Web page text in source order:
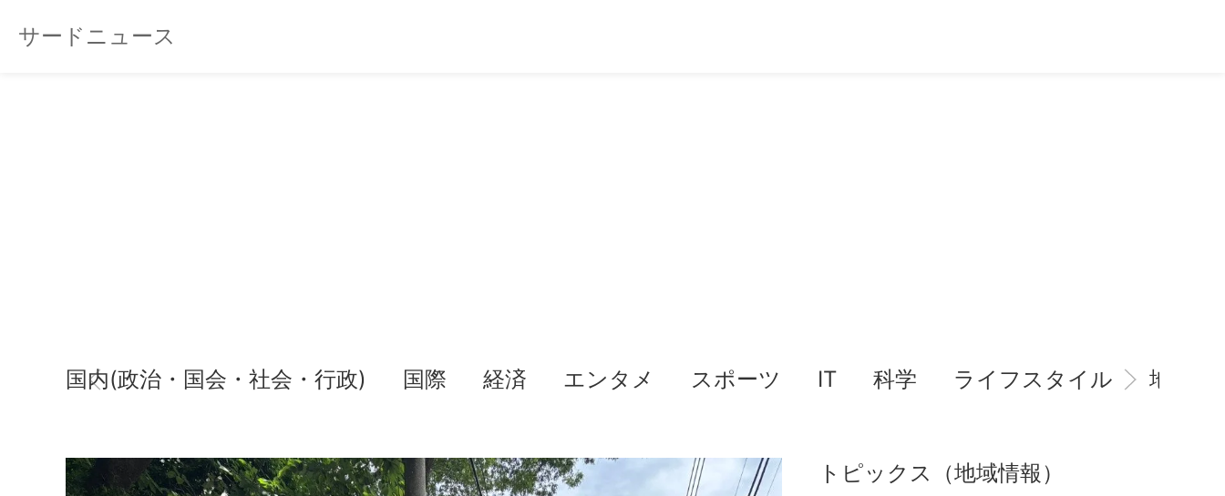
サードニュース
国内(政治・国会・社会・行政) 国際 経済 エンタメ スポーツ IT 科学 ライフスタイル 地域情
トピックス（地域情報）